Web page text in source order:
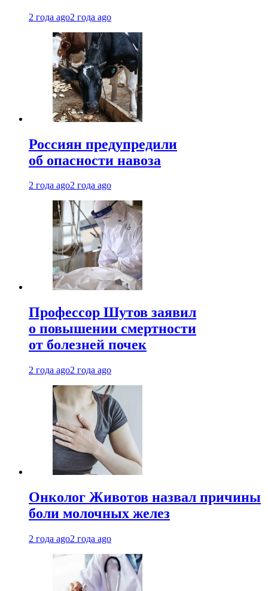
2 года ago2 года ago
Россиян предупредили
об опасности навоза
2 года ago2 года ago
Профессор Шутов заявил
о повышении смертности
от болезней почек
2 года ago2 года ago
Онколог Животов назвал причины
боли молочных желез
2 года ago2 года ago